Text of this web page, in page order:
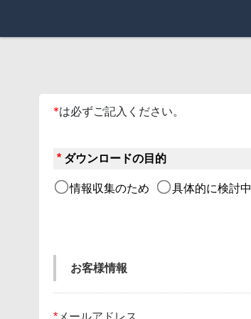
*は必ずご記入ください。
* ダウンロードの目的
情報収集のため 具体的に検討中
お客様情報
* メールアドレス